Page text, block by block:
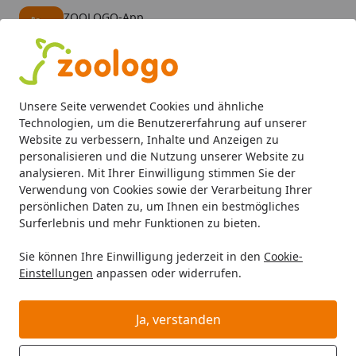
Unsere Seite verwendet Cookies und ähnliche
Technologien, um die Benutzererfahrung auf unserer
Website zu verbessern, Inhalte und Anzeigen zu
personalisieren und die Nutzung unserer Website zu
analysieren. Mit Ihrer Einwilligung stimmen Sie der
Verwendung von Cookies sowie der Verarbeitung Ihrer
persönlichen Daten zu, um Ihnen ein bestmögliches
Surferlebnis und mehr Funktionen zu bieten.
Sie können Ihre Einwilligung jederzeit in den Cookie-
Einstellungen anpassen oder widerrufen.
Ja, verstanden
ZOOLOGO-App
Alle Produkte
Mein Konto
Suchen
Startseite
Hund Hundefutter Trockenfutter Bozita 3kg Original
Bozita 3kg Original Adult
Se.Skin&Coat